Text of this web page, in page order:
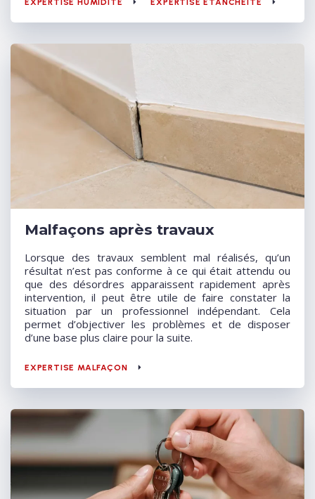
EXPERTISE HUMIDITÉ EXPERTISE ÉTANCHÉITÉ
Malfaçons après travaux
Lorsque des travaux semblent mal réalisés, qu’un
résultat n’est pas conforme à ce qui était attendu ou
que des désordres apparaissent rapidement après
intervention, il peut être utile de faire constater la
situation par un professionnel indépendant. Cela
permet d’objectiver les problèmes et de disposer
d’une base plus claire pour la suite.
EXPERTISE MALFAÇON